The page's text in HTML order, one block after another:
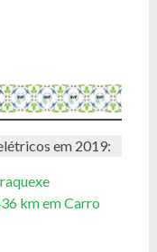
em 2019:
km em Carro